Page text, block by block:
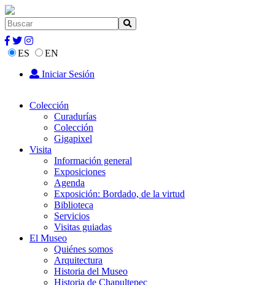
ES
EN
Iniciar Sesión
Colección
Curadurías
Colección
Gigapixel
Visita
Información general
Exposiciones
Agenda
Exposición: Bordado, de la virtud
Biblioteca
Servicios
Visitas guiadas
El Museo
Quiénes somos
Arquitectura
Historia del Museo
Historia de Chapultepec